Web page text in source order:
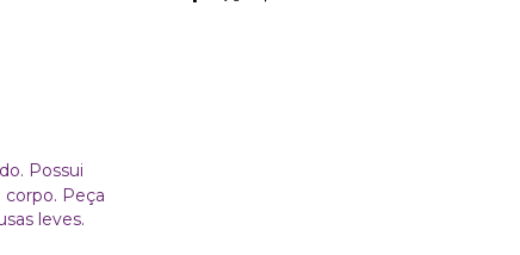
Possui
Peça
leves.